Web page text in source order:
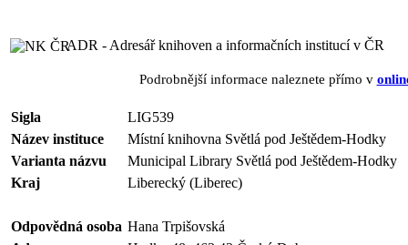
ADR - Adresář knihoven a informačních institucí v ČR
Podrobnější informace naleznete přímo v
Sigla
LIG539
Název instituce
Místní knihovna Světlá pod Ještědem-Hodky
Varianta názvu
Municipal Library Světlá pod Ještědem-Hodky
Kraj
Liberecký (Liberec)
Odpovědná osoba Hana Trpišovská